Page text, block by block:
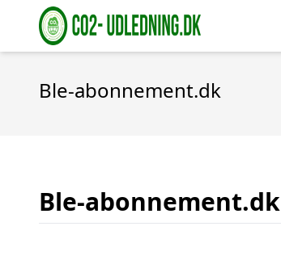
Ble-abonnement.dk
Ble-abonnement.dk